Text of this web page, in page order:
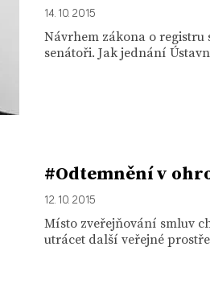
14. 10. 2015
Návrhem zákona o
senátoři. Jak jednání
#Odtemnění v
12. 10. 2015
Místo zveřejňování smluv
utrácet další veřejné